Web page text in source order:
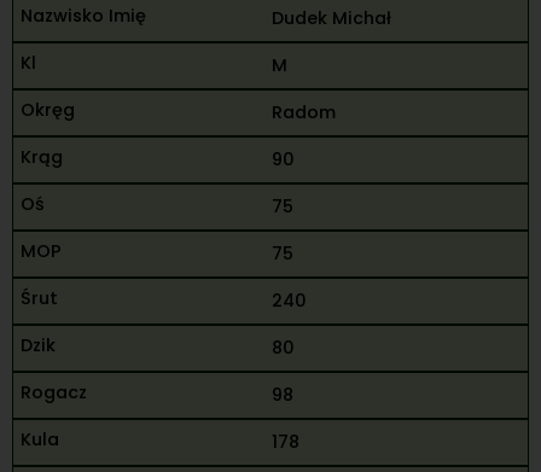
Dudek Michał
M
Radom
90
75
75
240
80
98
178